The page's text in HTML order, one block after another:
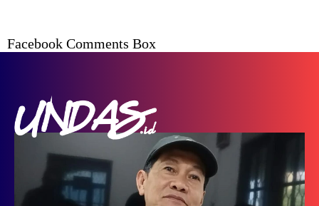
Facebook Comments Box